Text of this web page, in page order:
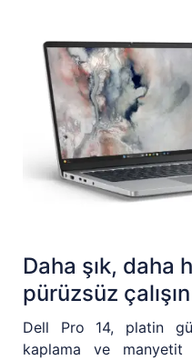
Daha şık, daha
pürüzsüz çalışın
Dell Pro 14, platin
kaplama ve manyetit